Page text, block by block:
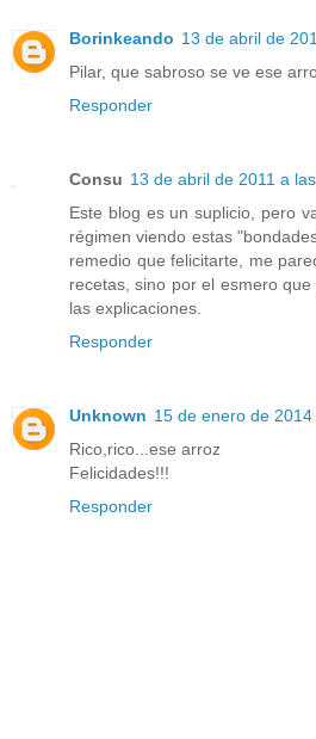
Borinkeando 13 de abril de
Pilar, que sabroso se ve ese
Responder
Consu 13 de abril de 2011 a
Este blog es un suplicio, pero
régimen viendo estas
remedio que felicitarte, me
recetas, sino por el esmero
las explicaciones.
Responder
Unknown 15 de enero de
Rico,rico...ese arroz
Felicidades!!!
Responder